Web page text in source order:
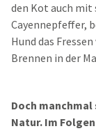
den Kot auch mit
Cayennepfeffer,
Hund das
Brennen in der
Doch manchmal
Natur. Im